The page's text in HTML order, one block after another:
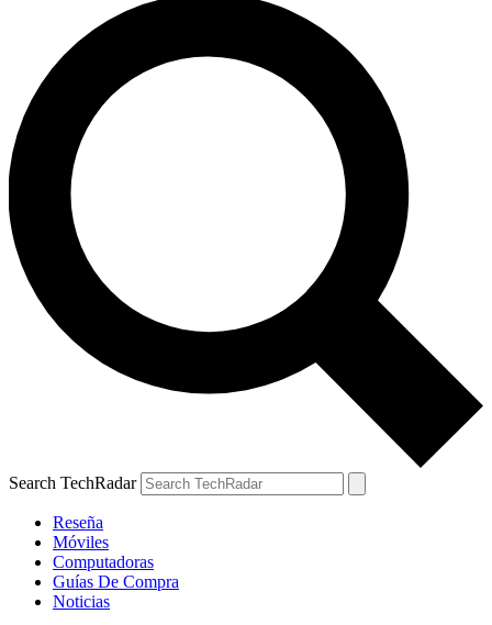
Search TechRadar
Reseña
Móviles
Computadoras
Guías De Compra
Noticias